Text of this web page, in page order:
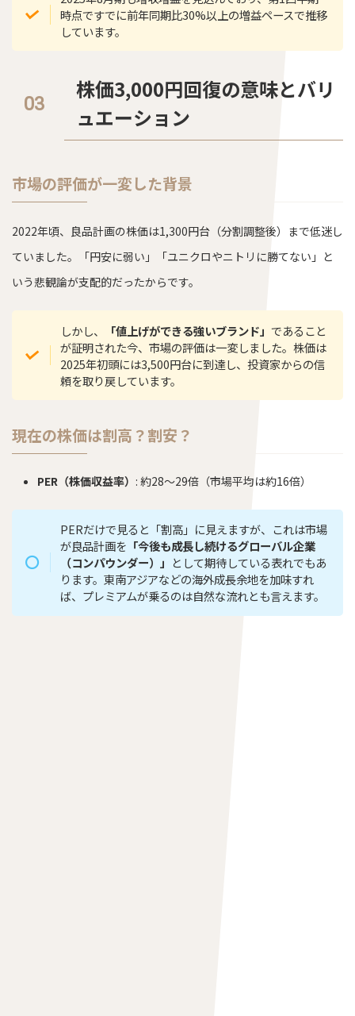
時点ですでに前年同期比30%以上の増益ペースで推移
しています。
株価3,000円回復の意味とバリ
ュエーション
市場の評価が一変した背景
2022年頃、良品計画の株価は1,300円台（分割調整後）まで低迷し
ていました。「円安に弱い」「ユニクロやニトリに勝てない」と
いう悲観論が支配的だったからです。
しかし、 「値上げができる強いブランド」であること
が証明された今、市場の評価は一変しました。株価は
2025年初頭には3,500円台に到達し、投資家からの信
頼を取り戻しています。
現在の株価は割高？割安？
PER（株価収益率） : 約28〜29倍（市場平均は約16倍）
PERだけで見ると「割高」に見えますが、これは市場
が良品計画を 「今後も成長し続けるグローバル企業
（コンパウンダー）」 として期待している表れでもあ
ります。東南アジアなどの海外成長余地を加味すれ
ば、プレミアムが乗るのは自然な流れとも言えます。